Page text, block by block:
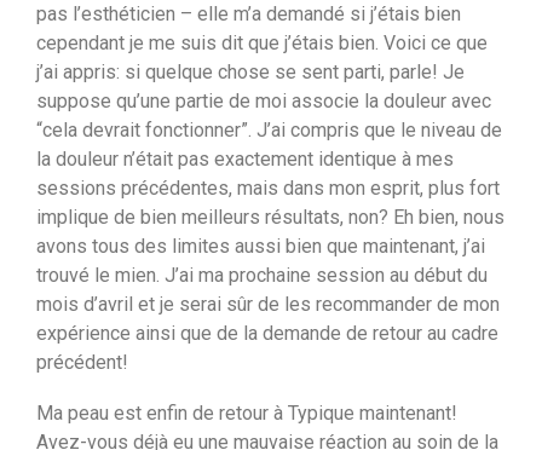
pas l’esthéticien – elle m’a demandé si j’étais bien
cependant je me suis dit que j’étais bien. Voici ce que
j’ai appris: si quelque chose se sent parti, parle! Je
suppose qu’une partie de moi associe la douleur avec
“cela devrait fonctionner”. J’ai compris que le niveau de
la douleur n’était pas exactement identique à mes
sessions précédentes, mais dans mon esprit, plus fort
implique de bien meilleurs résultats, non? Eh bien, nous
avons tous des limites aussi bien que maintenant, j’ai
trouvé le mien. J’ai ma prochaine session au début du
mois d’avril et je serai sûr de les recommander de mon
expérience ainsi que de la demande de retour au cadre
précédent!
Ma peau est enfin de retour à Typique maintenant!
Avez-vous déjà eu une mauvaise réaction au soin de la